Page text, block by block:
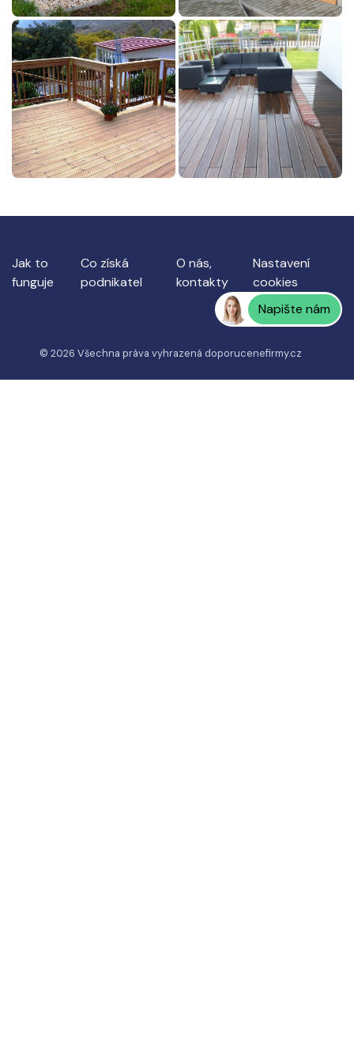
Jak to
funguje
Co získá
podnikatel
O nás,
kontakty
Nastavení
cookies
Napište nám
© 2026 Všechna práva vyhrazená doporucenefirmy.cz